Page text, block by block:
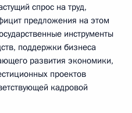
спрос на труд,
предложения на этом
инструменты
поддержки бизнеса
развития экономики,
проектов
кадровой